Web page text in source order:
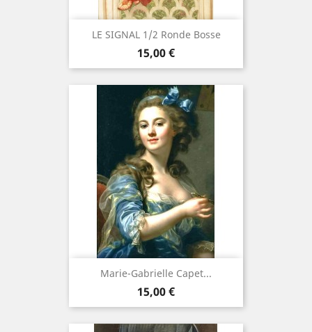
LE SIGNAL 1/2 Ronde Bosse
Prix
15,00 €
Marie-Gabrielle Capet...
Prix
15,00 €